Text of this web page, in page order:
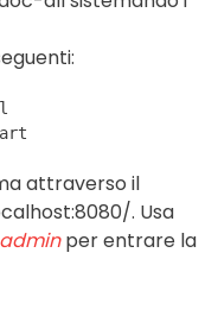
attraverso il
. Usa
adminper entrare la